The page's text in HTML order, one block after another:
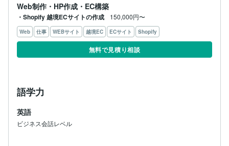
Web制作・HP作成・EC構築
・Shopify 越境ECサイトの作成 150,000円〜
Web 仕事 WEBサイト 越境EC ECサイト Shopify
無料で見積り相談
語学力
英語
ビジネス会話レベル